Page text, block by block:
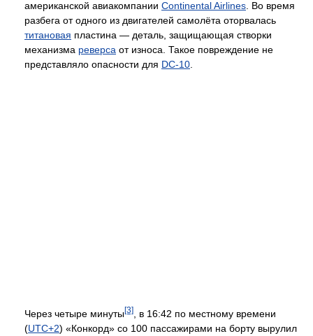
американской авиакомпании Continental Airlines. Во время
разбега от одного из двигателей самолёта оторвалась
титановая пластина — деталь, защищающая створки
механизма реверса от износа. Такое повреждение не
представляло опасности для DC-10.
Через четыре минуты[3]
, в 16:42 по местному времени
(UTC+2) «Конкорд» со 100 пассажирами на борту вырулил